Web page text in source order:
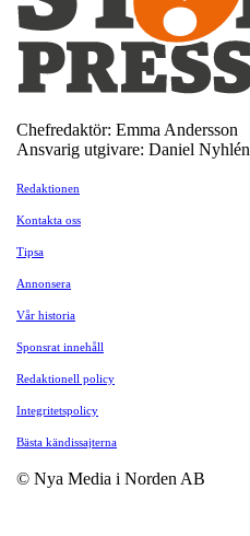
Chefredaktör: Emma Andersson
Ansvarig utgivare: Daniel Nyhlén
Redaktionen
Kontakta oss
Tipsa
Annonsera
Vår historia
Sponsrat innehåll
Redaktionell policy
Integritetspolicy
Bästa kändissajterna
© Nya Media i Norden AB